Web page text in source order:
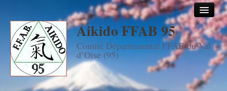
Aikido FFAB 95
Comité Départemental FFAB du Val
d’Oise (95)
Accueil
Les dojos
Stages